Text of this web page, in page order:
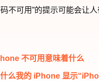
不可用”的提示可能会让
不可用意味着什么
么我的 iPhone 显示